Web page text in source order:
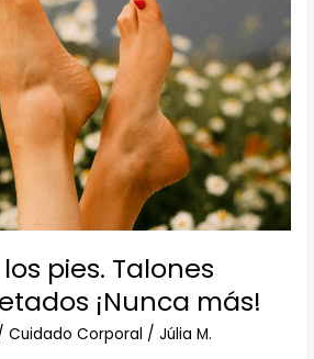
pies. Talones
¡Nunca más!
Cuidado Corporal /Júlia M.